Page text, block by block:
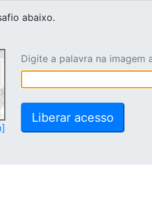
abaixo.
Digite a palavra na imagem